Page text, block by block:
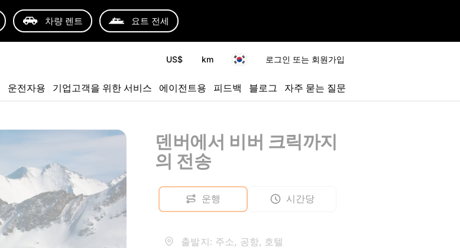
차량 렌트 요트 전세
US$ km 로그인 또는 회원가입
운전자용 기업고객을 위한 서비스 에이전트용 피드백 블로그 자주 묻는 질문
덴버에서 비버 크릭까지
의 전송
운행 시간당
출발지: 주소, 공항, 호텔